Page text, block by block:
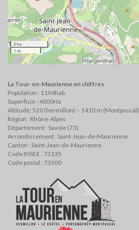
2 km
1 mi
La Tour-en-Maurienne en chiffres
Population : 1104hab.
Superficie : 4000Ha
Altitude: 520 (hermillon) – 1410 m (Montpascal)
Région : Rhône-Alpes
Département : Savoie (73)
Arrondissement : Saint-Jean-de-Maurienne
Canton : Saint-Jean-de-Maurienne
Code INSEE : 73135
Code postal : 73300